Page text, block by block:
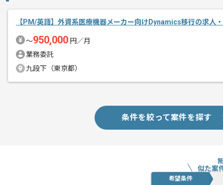
経験豊富なメンバーと成長が出来る環境
【PM/英語】外資系医療機器メーカー向けDynamics移行の求人
〜950,000 円／月
業務委託
九段下（東京都）
条件を絞って案件を探す
似た案
希望条件